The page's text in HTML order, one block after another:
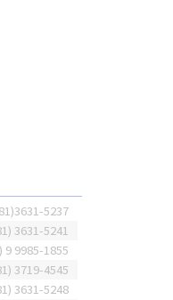
5237
3631-5241
9 9985-1855
3719-4545
3631-5248